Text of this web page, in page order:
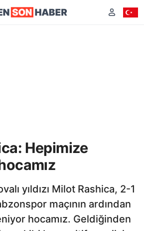
Hepimize
yıldızı Milot Rashica, 2-1
maçının ardından
hocamız. Geldiğinden